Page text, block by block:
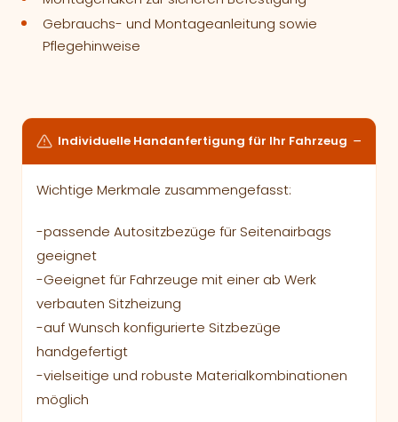
Gebrauchs- und Montageanleitung sowie
Pflegehinweise
Individuelle Handanfertigung für Ihr Fahrzeug
Wichtige Merkmale zusammengefasst:
-passende Autositzbezüge für Seitenairbags
geeignet
-Geeignet für Fahrzeuge mit einer ab Werk
verbauten Sitzheizung
-auf Wunsch konfigurierte Sitzbezüge
handgefertigt
-vielseitige und robuste Materialkombinationen
möglich